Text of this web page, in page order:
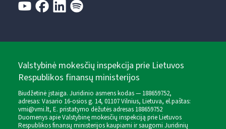
Valstybinė mokesčių inspekcija prie Lietuvos
Respublikos finansų ministerijos
Biudžetinė įstaiga. Juridinio asmens kodas — 188659752,
adresas: Vasario 16-osios g. 14, 01107 Vilnius, Lietuva, el.paštas:
vmi@vmi.lt, E. pristatymo dėžutės adresas 188659752
Duomenys apie Valstybinę mokesčių inspekciją prie Lietuvos
Respublikos finansų ministerijos kaupiami ir saugomi Juridinių